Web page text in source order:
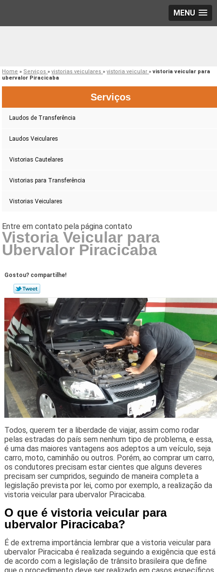
MENU
Home » Serviços»vistorias veiculares»vistoria veicular»vistoria veicular para
ubervalor Piracicaba
Serviços
Laudos de Transferência
Laudos Veiculares
Vistorias Cautelares
Vistorias para Transferência
Vistorias Veiculares
Vistoria Veicular para
Ubervalor Piracicaba
Gostou? compartilhe!
Todos, querem ter a liberdade de viajar, assim como rodar
pelas estradas do país sem nenhum tipo de problema, e essa,
é uma das maiores vantagens aos adeptos a um veículo, seja
carro, moto, caminhão ou outros. Porém, ao comprar um carro,
os condutores precisam estar cientes que alguns deveres
precisam ser cumpridos, seguindo de maneira completa a
legislação prevista por lei, como por exemplo, a realização da
vistoria veicular para ubervalor Piracicaba.
O que é vistoria veicular para
ubervalor Piracicaba?
É de extrema importância lembrar que a vistoria veicular para
ubervalor Piracicaba é realizada seguindo a exigência que está
de acordo com a legislação de trânsito brasileira que define